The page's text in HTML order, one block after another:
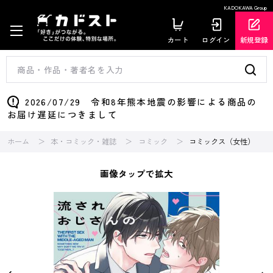
KADOKAWA Group
カート ログイン 新規登録
2026/07/29 令和8年熊本地震の影響による商品の
お届け遅延につきまして
ホーム 本・コミック・雑誌 コミック コミックス（女性）
画像タップで拡大